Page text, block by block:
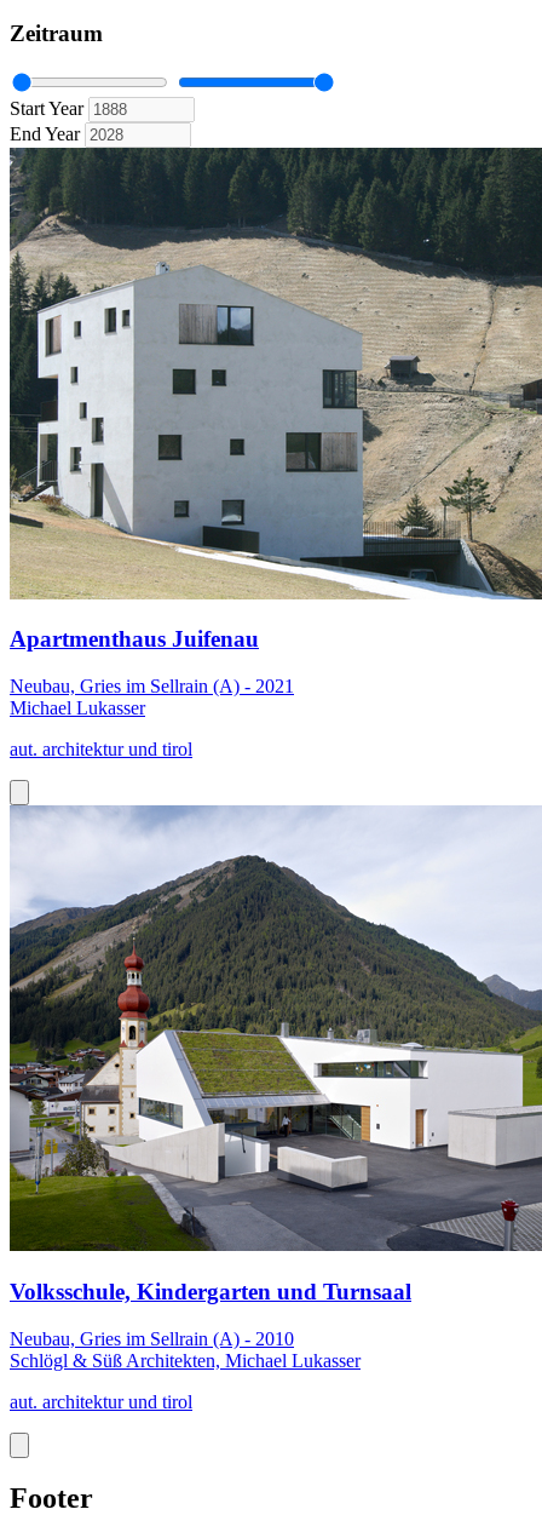
Zeitraum
Start Year
End Year
Apartmenthaus Juifenau
Neubau, Gries im Sellrain (A) - 2021
Michael Lukasser
aut. architektur und tirol
Volksschule, Kindergarten und Turnsaal
Neubau, Gries im Sellrain (A) - 2010
Schlögl & Süß Architekten, Michael Lukasser
aut. architektur und tirol
Footer